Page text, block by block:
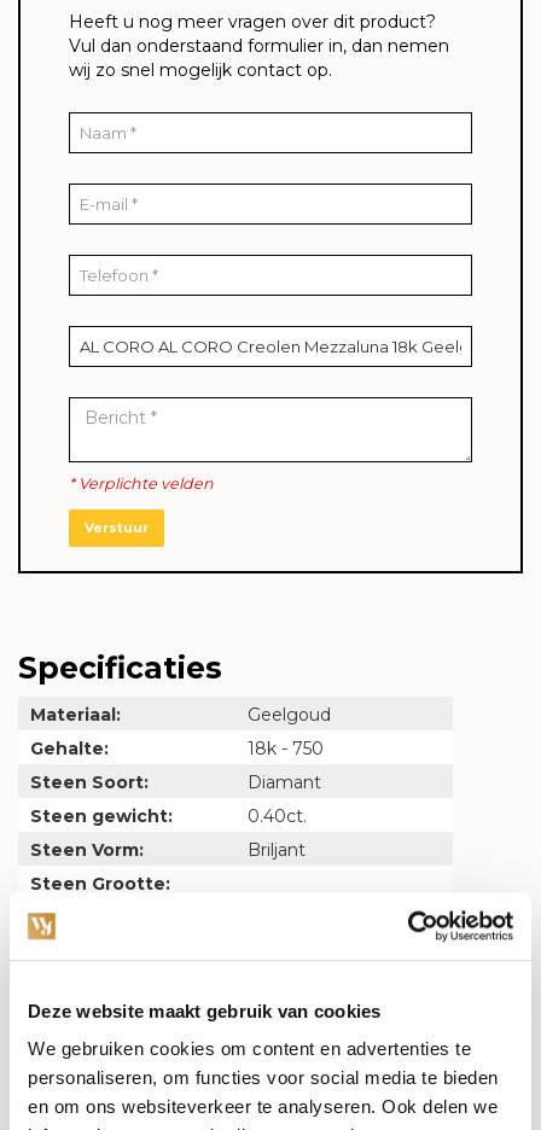
Deze website maakt gebruik van cookies
We gebruiken cookies om content en advertenties te
personaliseren, om functies voor social media te bieden
en om ons websiteverkeer te analyseren. Ook delen we
Heeft u nog meer vragen over dit product?
Vul dan onderstaand formulier in, dan nemen
wij zo snel mogelijk contact op.
* Verplichte velden
Verstuur
Specificaties
Materiaal:
Geelgoud
Gehalte:
18k - 750
Steen Soort:
Diamant
Steen gewicht:
0.40ct.
Steen Vorm:
Briljant
Steen Grootte:
Steen Kleur:
Breedte :
Gerelateerde producten